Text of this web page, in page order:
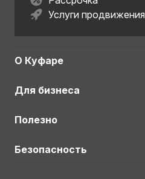
Услуги продвижения
О Куфаре
Для бизнеса
Полезно
Безопасность